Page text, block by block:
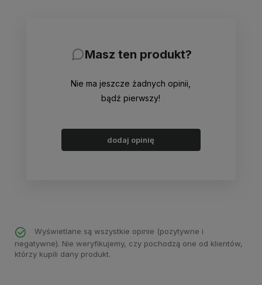
Masz ten produkt?
Nie ma jeszcze żadnych opinii,
bądź pierwszy!
dodaj opinię
Wyświetlane są wszystkie opinie (pozytywne i
negatywne). Nie weryfikujemy, czy pochodzą one od klientów,
którzy kupili dany produkt.